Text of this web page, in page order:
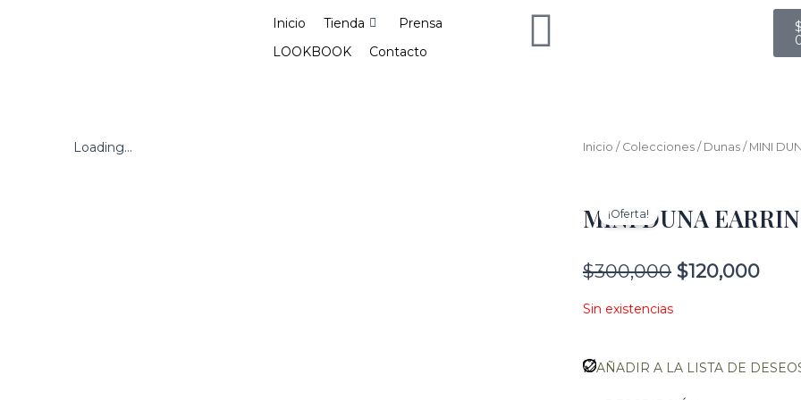
Inicio Tienda
Prensa
LOOKBOOK
Contacto
$
Loading... Inicio / Colecciones / Dunas / MINI
¡Oferta!
MINI DUNA
$300,000 El
$120,000El
Sin existencias
AÑADIR A LA LISTA DE